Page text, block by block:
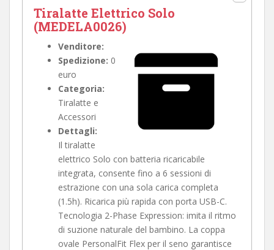
Tiralatte Elettrico Solo
(MEDELA0026)
Venditore:
Spedizione: 0
euro
Categoria:
Tiralatte e
Accessori
Dettagli:
Il tiralatte
elettrico Solo con batteria ricaricabile
integrata, consente fino a 6 sessioni di
estrazione con una sola carica completa
(1.5h). Ricarica più rapida con porta USB-C.
Tecnologia 2-Phase Expression: imita il ritmo
di suzione naturale del bambino. La coppa
ovale PersonalFit Flex per il seno garantisce